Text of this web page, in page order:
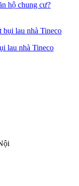
hộ chung cư?
lau nhà Tineco